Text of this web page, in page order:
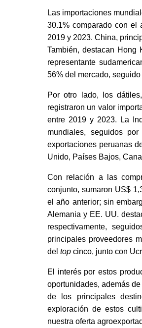
Las importaciones
30.1% comparado con el
2019 y 2023. China,
También, destacan Hong
representante
56% del mercado,
Por otro lado, los
registraron un valor
entre 2019 y 2023. La
mundiales, seguidos
exportaciones peruanas
Unido, Países Bajos,
Con relación a las
conjunto, sumaron US$
el año anterior; sin
Alemania y EE. UU.
respectivamente,
principales proveedores
del top cinco, junto con
El interés por estos
oportunidades, además
de los principales
exploración de estos
nuestra oferta